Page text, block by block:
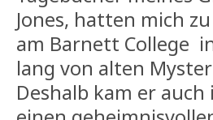
Jones, hatten mich
am Barnett College
lang von alten
Deshalb kam er